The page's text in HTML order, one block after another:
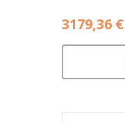
3179,36 €